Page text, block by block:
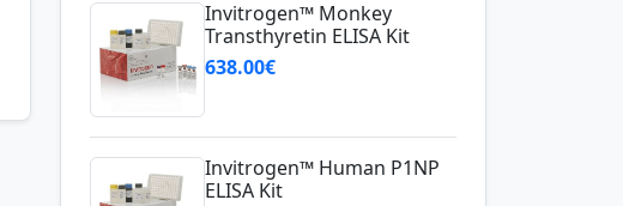
Invitrogen™ Monkey
Transthyretin ELISA Kit
638.00€
Invitrogen™ Human P1NP
ELISA Kit